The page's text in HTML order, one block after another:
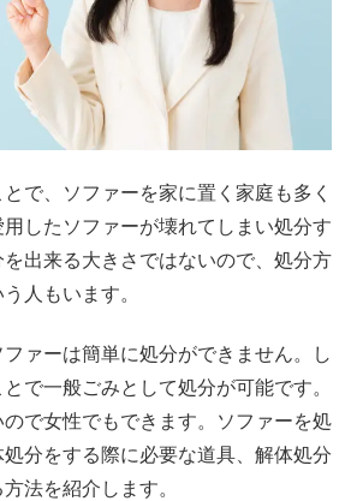
で、ソファーを家に置く家庭も多く
したソファーが壊れてしまい処分す
出来る大きさではないので、処分方
人もいます。
ァーは簡単に処分ができません。し
で一般ごみとして処分が可能です。
で女性でもできます。ソファーを処
分をする際に必要な道具、解体処分
法を紹介します。